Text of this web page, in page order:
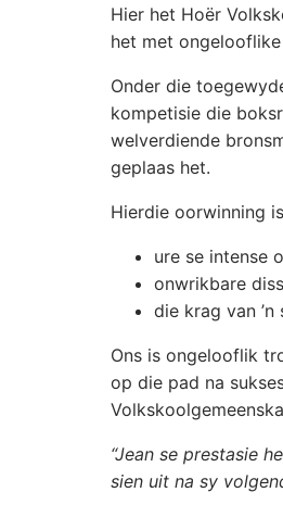
Hier het Hoër
het met
Onder die
kompetisie die
welverdiende
geplaas het.
Hierdie oorwinning
ure se intense
onwrikbare
die krag van
Ons is ongelooflik
op die pad na
“Jean se prestasie
sien uit na sy